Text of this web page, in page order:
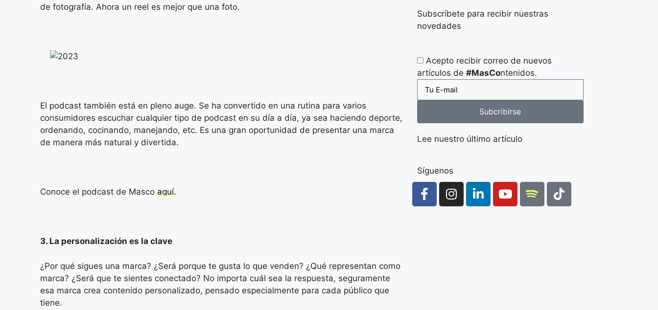
de fotografía. Ahora un reel es mejor que una foto.
El podcast también está en pleno auge. Se ha convertido en una rutina para varios
consumidores escuchar cualquier tipo de podcast en su día a día, ya sea haciendo deporte,
ordenando, cocinando, manejando, etc. Es una gran oportunidad de presentar una marca
de manera más natural y divertida.
Conoce el podcast de Masco aquí.
3. La personalización es la clave
¿Por qué sigues una marca? ¿Será porque te gusta lo que venden? ¿Qué representan como
marca? ¿Será que te sientes conectado? No importa cuál sea la respuesta, seguramente
esa marca crea contenido personalizado, pensado especialmente para cada público que
tiene.
Subscríbete para recibir nuestras
novedades
Acepto recibir correo de nuevos
artículos de #MasContenidos.
Subcribirse
Lee nuestro último artículo
Síguenos